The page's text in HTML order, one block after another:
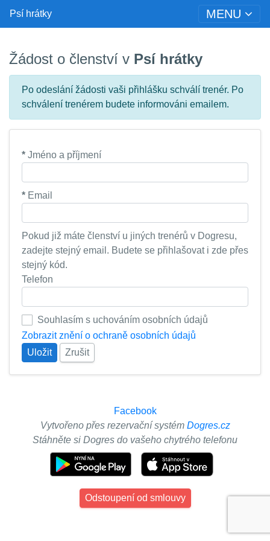
Psí hrátky MENU
Žádost o členství v Psí hrátky
Po odeslání žádosti vaši přihlášku schválí trenér. Po
schválení trenérem budete informováni emailem.
* Jméno a příjmení
* Email
Pokud již máte členství u jiných trenérů v Dogresu,
zadejte stejný email. Budete se přihlašovat i zde přes
stejný kód.
Telefon
Souhlasím s uchováním osobních údajů
Zobrazit znění o ochraně osobních údajů
Uložit
Zrušit
Facebook
Vytvořeno přes rezervační systém Dogres.cz
Stáhněte si Dogres do vašeho chytrého telefonu
Odstoupení od smlouvy